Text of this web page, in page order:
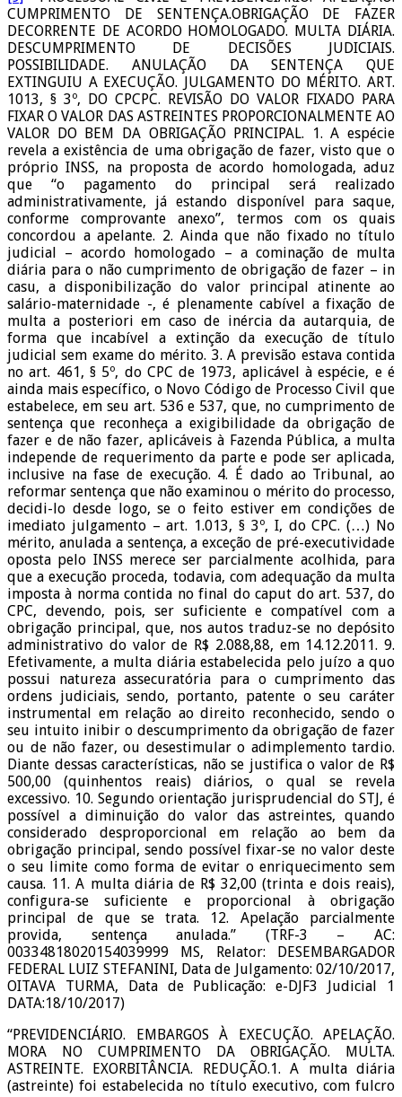
CUMPRIMENTO DE SENTENÇA.OBRIGAÇÃO DE FAZER
DECORRENTE DE ACORDO HOMOLOGADO. MULTA DIÁRIA.
DESCUMPRIMENTO DE DECISÕES JUDICIAIS.
POSSIBILIDADE. ANULAÇÃO DA SENTENÇA QUE
EXTINGUIU A EXECUÇÃO. JULGAMENTO DO MÉRITO. ART.
1013, § 3º, DO CPCPC. REVISÃO DO VALOR FIXADO PARA
FIXAR O VALOR DAS ASTREINTES PROPORCIONALMENTE AO
VALOR DO BEM DA OBRIGAÇÃO PRINCIPAL. 1. A espécie
revela a existência de uma obrigação de fazer, visto que o
próprio INSS, na proposta de acordo homologada, aduz
que “o pagamento do principal será realizado
administrativamente, já estando disponível para saque,
conforme comprovante anexo”, termos com os quais
concordou a apelante. 2. Ainda que não fixado no título
judicial – acordo homologado – a cominação de multa
diária para o não cumprimento de obrigação de fazer – in
casu, a disponibilização do valor principal atinente ao
salário-maternidade -, é plenamente cabível a fixação de
multa a posteriori em caso de inércia da autarquia, de
forma que incabível a extinção da execução de título
judicial sem exame do mérito. 3. A previsão estava contida
no art. 461, § 5º, do CPC de 1973, aplicável à espécie, e é
ainda mais específico, o Novo Código de Processo Civil que
estabelece, em seu art. 536 e 537, que, no cumprimento de
sentença que reconheça a exigibilidade da obrigação de
fazer e de não fazer, aplicáveis à Fazenda Pública, a multa
independe de requerimento da parte e pode ser aplicada,
inclusive na fase de execução. 4. É dado ao Tribunal, ao
reformar sentença que não examinou o mérito do processo,
decidi-lo desde logo, se o feito estiver em condições de
imediato julgamento – art. 1.013, § 3º, I, do CPC. (…) No
mérito, anulada a sentença, a exceção de pré-executividade
oposta pelo INSS merece ser parcialmente acolhida, para
que a execução proceda, todavia, com adequação da multa
imposta à norma contida no final do caput do art. 537, do
CPC, devendo, pois, ser suficiente e compatível com a
obrigação principal, que, nos autos traduz-se no depósito
administrativo do valor de R$ 2.088,88, em 14.12.2011. 9.
Efetivamente, a multa diária estabelecida pelo juízo a quo
possui natureza assecuratória para o cumprimento das
ordens judiciais, sendo, portanto, patente o seu caráter
instrumental em relação ao direito reconhecido, sendo o
seu intuito inibir o descumprimento da obrigação de fazer
ou de não fazer, ou desestimular o adimplemento tardio.
Diante dessas características, não se justifica o valor de R$
500,00 (quinhentos reais) diários, o qual se revela
excessivo. 10. Segundo orientação jurisprudencial do STJ, é
possível a diminuição do valor das astreintes, quando
considerado desproporcional em relação ao bem da
obrigação principal, sendo possível fixar-se no valor deste
o seu limite como forma de evitar o enriquecimento sem
causa. 11. A multa diária de R$ 32,00 (trinta e dois reais),
configura-se suficiente e proporcional à obrigação
principal de que se trata. 12. Apelação parcialmente
provida, sentença anulada.” (TRF-3 – AC:
00334818020154039999 MS, Relator: DESEMBARGADOR
FEDERAL LUIZ STEFANINI, Data de Julgamento: 02/10/2017,
OITAVA TURMA, Data de Publicação: e-DJF3 Judicial 1
DATA:18/10/2017)
“PREVIDENCIÁRIO. EMBARGOS À EXECUÇÃO. APELAÇÃO.
MORA NO CUMPRIMENTO DA OBRIGAÇÃO. MULTA.
ASTREINTE. EXORBITÂNCIA. REDUÇÃO.1. A multa diária
(astreinte) foi estabelecida no título executivo, com fulcro